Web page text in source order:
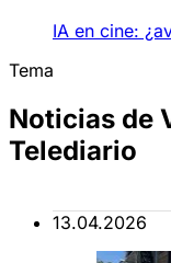
IA en cine:
Tema
Noticias de
Telediario
13.04.2026